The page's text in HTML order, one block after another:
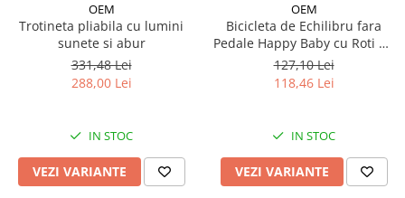
OEM
Trotineta pliabila cu lumini
sunete si abur
331,48 Lei
288,00 Lei
IN STOC
VEZI VARIANTE
OEM
Bicicleta de Echilibru fara
Pedale Happy Baby cu Roti de
Cauciuc
127,10 Lei
118,46 Lei
IN STOC
VEZI VARIANTE